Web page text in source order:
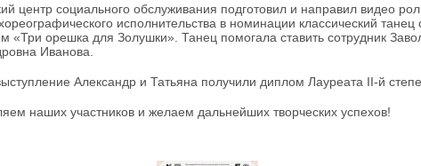
центр социального обслуживания подготовил и направил видео
исполнительства в номинации классический
«Три орешка для Золушки». Танец помогала ставить сотрудник
Иванова.
Александр и Татьяна получили диплом Лауреата II-й
наших участников и желаем дальнейших творческих успехов!